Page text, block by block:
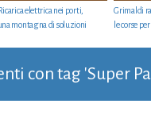
elettrica nei porti,
montagna di soluzioni
Grimaldi
le corse
con tag 'Super